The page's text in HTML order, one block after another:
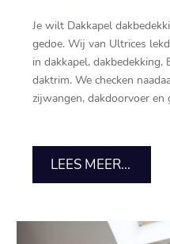
Je wilt Dakkapel
gedoe.​ Wij van Ultrices
in dakkapel, dakbedekking,
daktrim.​ We checken
zijwangen, dakdoorvoer en
LEES MEER...